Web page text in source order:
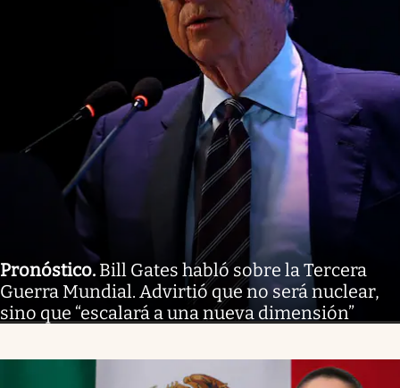
Pronóstico. Bill Gates habló sobre la Tercera
Guerra Mundial. Advirtió que no será nuclear,
sino que “escalará a una nueva dimensión”